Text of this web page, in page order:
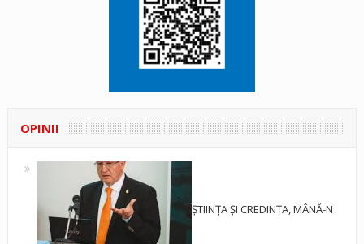
OPINII
ȘTIINȚA ȘI CREDINȚA, MÂNĂ-N